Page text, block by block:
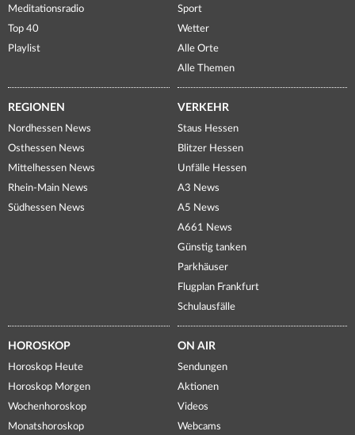
Meditationsradio
Top 40
Playlist
Sport
Wetter
Alle Orte
Alle Themen
REGIONEN
Nordhessen News
Osthessen News
Mittelhessen News
Rhein-Main News
Südhessen News
VERKEHR
Staus Hessen
Blitzer Hessen
Unfälle Hessen
A3 News
A5 News
A661 News
Günstig tanken
Parkhäuser
Flugplan Frankfurt
Schulausfälle
HOROSKOP
Horoskop Heute
Horoskop Morgen
Wochenhoroskop
Monatshoroskop
ON AIR
Sendungen
Aktionen
Videos
Webcams